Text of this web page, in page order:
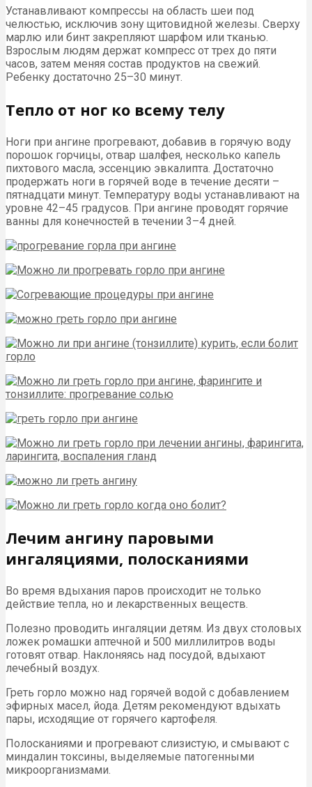
Устанавливают компрессы на область шеи под
челюстью, исключив зону щитовидной железы. Сверху
марлю или бинт закрепляют шарфом или тканью.
Взрослым людям держат компресс от трех до пяти
часов, затем меняя состав продуктов на свежий.
Ребенку достаточно 25–30 минут.
Тепло от ног ко всему телу
Ноги при ангине прогревают, добавив в горячую воду
порошок горчицы, отвар шалфея, несколько капель
пихтового масла, эссенцию эвкалипта. Достаточно
продержать ноги в горячей воде в течение десяти –
пятнадцати минут. Температуру воды устанавливают на
уровне 42–45 градусов. При ангине проводят горячие
ванны для конечностей в течении 3–4 дней.
Лечим ангину паровыми
ингаляциями, полосканиями
Во время вдыхания паров происходит не только
действие тепла, но и лекарственных веществ.
Полезно проводить ингаляции детям. Из двух столовых
ложек ромашки аптечной и 500 миллилитров воды
готовят отвар. Наклоняясь над посудой, вдыхают
лечебный воздух.
Греть горло можно над горячей водой с добавлением
эфирных масел, йода. Детям рекомендуют вдыхать
пары, исходящие от горячего картофеля.
Полосканиями и прогревают слизистую, и смывают с
миндалин токсины, выделяемые патогенными
микроорганизмами.